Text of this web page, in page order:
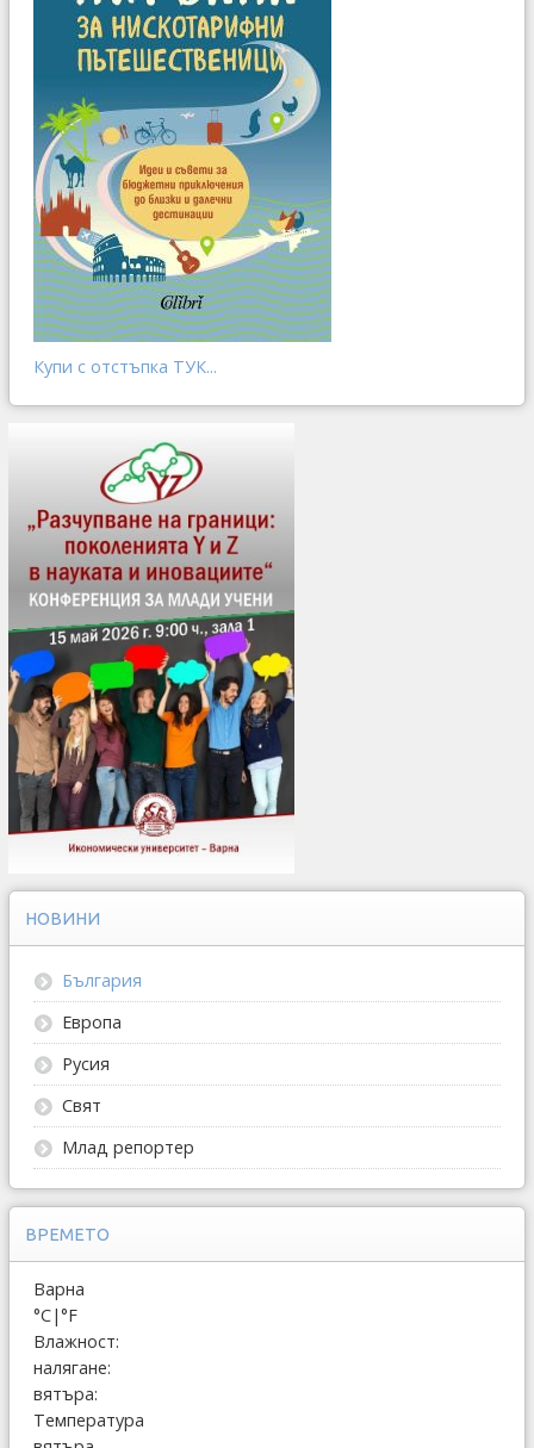
Купи с отстъпка ТУК...
НОВИНИ
България
Европа
Русия
Свят
Млад репортер
ВРЕМЕТО
Варна
°C|°F
Влажност:
налягане:
вятъра:
Температура